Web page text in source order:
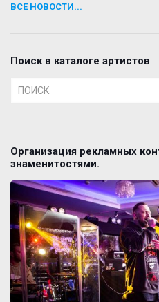
ВСЕ НОВОСТИ...
Поиск в каталоге артистов
Организация рекламных
знаменитостями.